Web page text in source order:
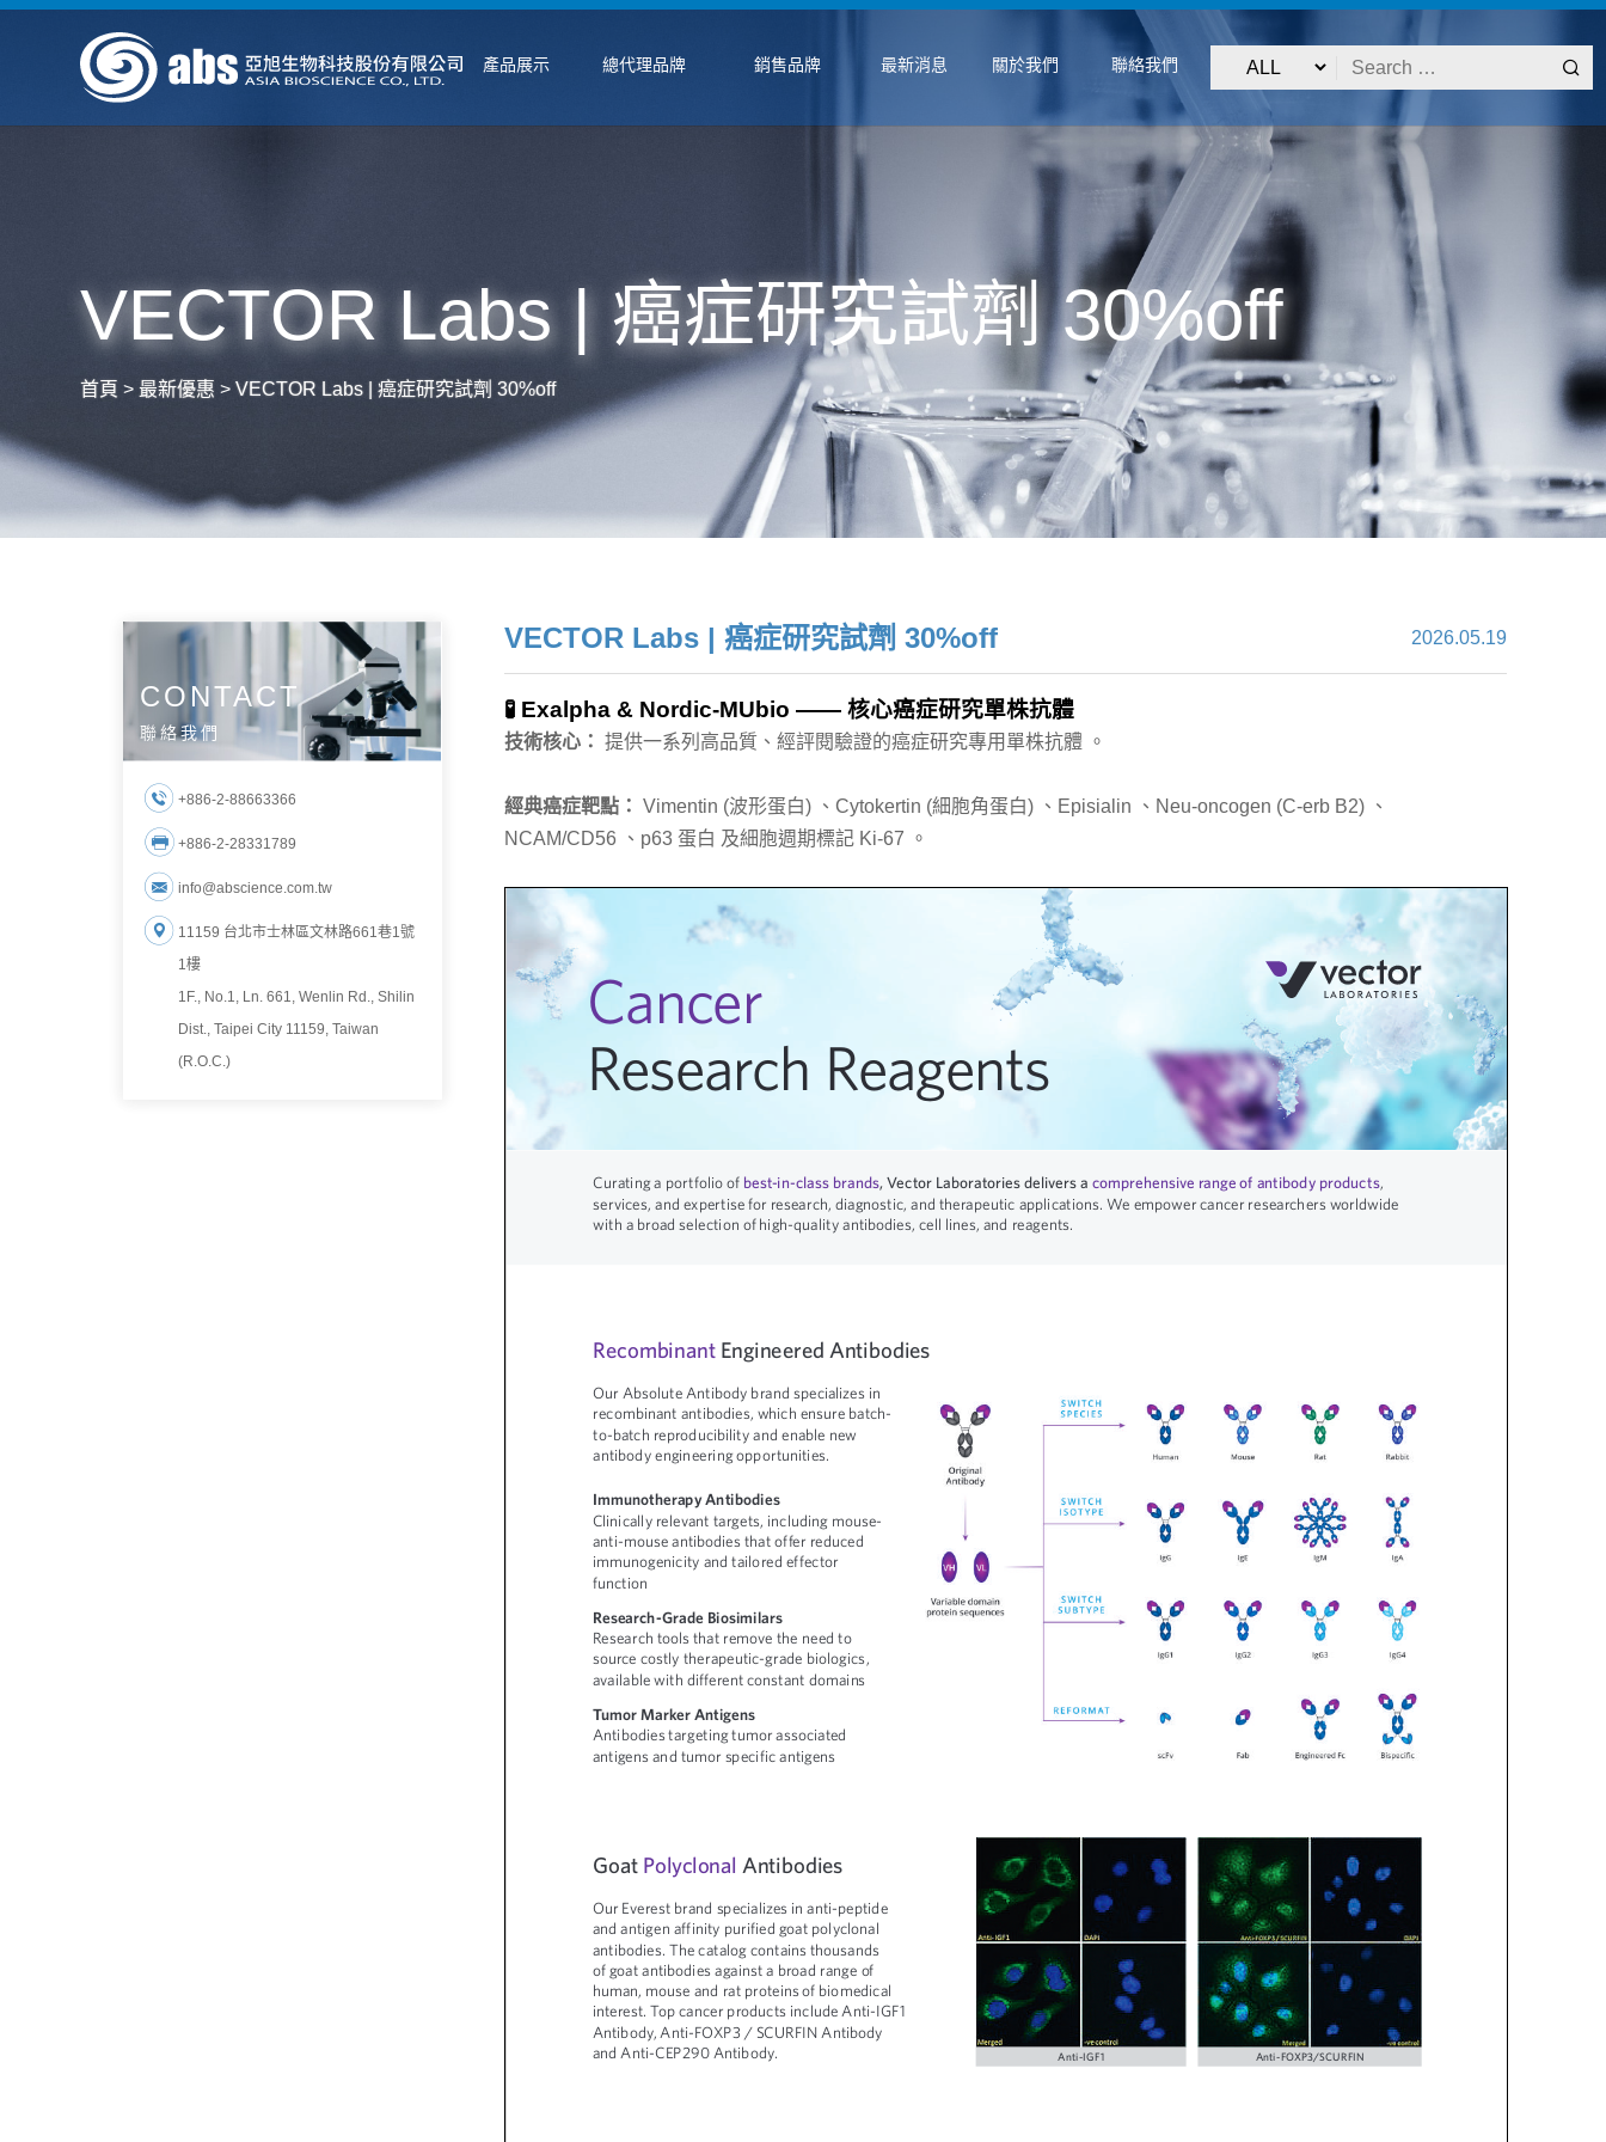
產品展示 總代理品牌 銷售品牌 最新消息 關於我們 聯絡我們
VECTOR Labs | 癌症研究試劑 30%off
首頁 >最新優惠 >VECTOR Labs | 癌症研究試劑 30%off
CONTACT
聯絡我們
+886-2-88663366
+886-2-28331789
info@abscience.com.tw
11159 台北市士林區文林路661巷1號
1樓
1F., No.1, Ln. 661, Wenlin Rd., Shilin
Dist., Taipei City 11159, Taiwan
(R.O.C.)
VECTOR Labs | 癌症研究試劑 30%off 2026.05.19
🧪 Exalpha & Nordic-MUbio —— 核心癌症研究單株抗體
技術核心： 提供一系列高品質、經評閱驗證的癌症研究專用單株抗體 。
經典癌症靶點： Vimentin (波形蛋白) 、Cytokertin (細胞角蛋白) 、Episialin 、Neu-oncogen (C-erb B2) 、
NCAM/CD56
、p63 蛋白 及細胞週期標記 Ki-67 。